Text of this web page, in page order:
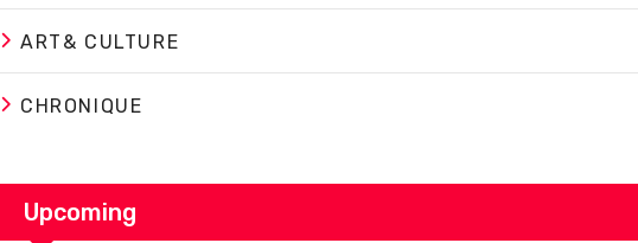
ART& CULTURE
CHRONIQUE
Upcoming